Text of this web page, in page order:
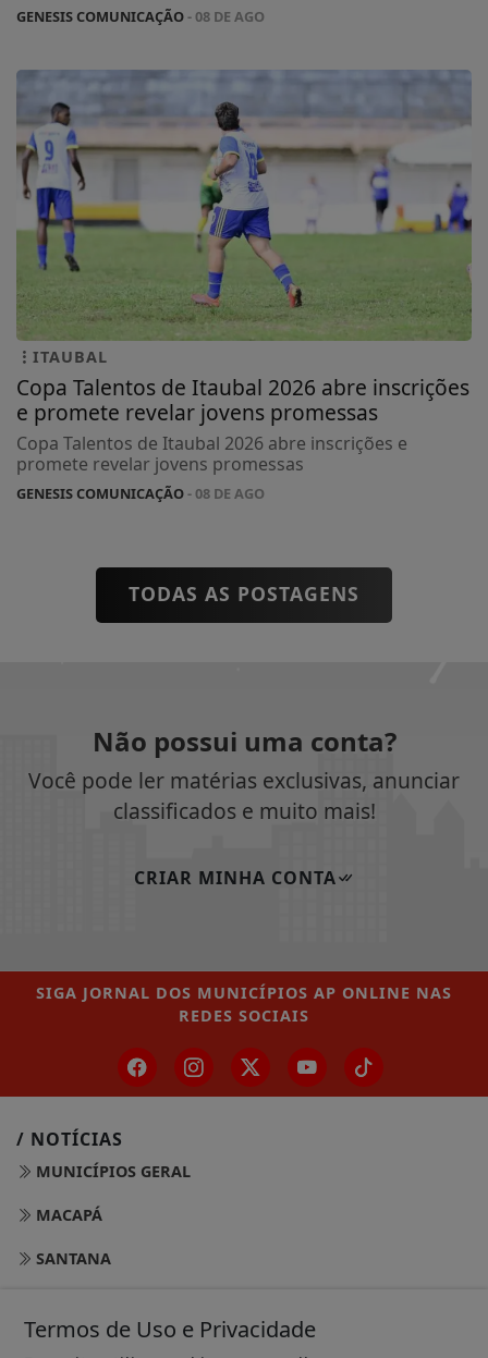
GENESIS COMUNICAÇÃO- 08 DE AGO
ITAUBAL
Copa Talentos de Itaubal 2026 abre inscrições
e promete revelar jovens promessas
Copa Talentos de Itaubal 2026 abre inscrições e
promete revelar jovens promessas
GENESIS COMUNICAÇÃO- 08 DE AGO
TODAS AS POSTAGENS
Não possui uma conta?
Você pode ler matérias exclusivas, anunciar
classificados e muito mais!
CRIAR MINHA CONTA
SIGA JORNAL DOS MUNICÍPIOS AP ONLINE NAS
REDES SOCIAIS
/ NOTÍCIAS
MUNICÍPIOS GERAL
MACAPÁ
SANTANA
Termos de Uso e Privacidade